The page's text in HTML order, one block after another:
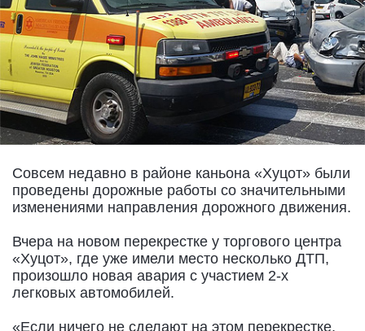
Совсем недавно в районе каньона «Хуцот» были
проведены дорожные работы со значительными
изменениями направления дорожного движения.
Вчера на новом перекрестке у торгового центра
«Хуцот», где уже имели место несколько ДТП,
произошло новая авария с участием 2-х
легковых автомобилей.
«Если ничего не сделают на этом перекрестке,